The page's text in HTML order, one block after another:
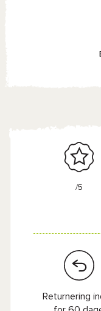
/5
Returnering